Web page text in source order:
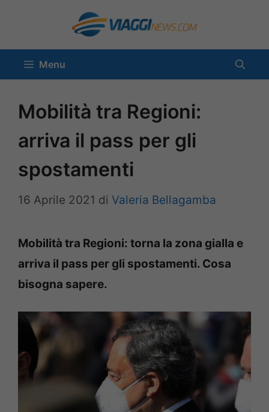
contenuto
Menu
Mobilità tra Regioni:
arriva il pass per gli
spostamenti
16 Aprile 2021 di Valeria Bellagamba
Mobilità tra Regioni: torna la zona gialla e
arriva il pass per gli spostamenti. Cosa
bisogna sapere.